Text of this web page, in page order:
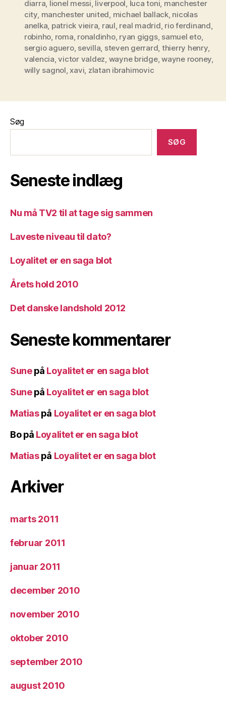
diarra lionel messi liverpool luca toni manchester
city manchester united michael ballack, nicolas
anelka patrick vieira raul real madrid rio ferdinand
robinho roma ronaldinho, ryan giggs, samuel eto,
sergio aguero, sevilla steven gerrard thierry henry,
valencia ,victor valdez wayne bridge,wayne rooney
willy sagnol xavi zlatan ibrahimovic
Søg
SØG
Seneste indlæg
Nu må TV2 til at tage sig sammen
Laveste niveau til dato?
Loyalitet er en saga blot
Årets hold 2010
Det danske landshold 2012
Seneste kommentarer
Sunepå Loyalitet er en saga blot
Sunepå Loyalitet er en saga blot
Matiaspå Loyalitet er en saga blot
Bopå Loyalitet er en saga blot
Matiaspå Loyalitet er en saga blot
Arkiver
marts 2011
februar 2011
januar 2011
december 2010
november 2010
oktober 2010
september 2010
august 2010